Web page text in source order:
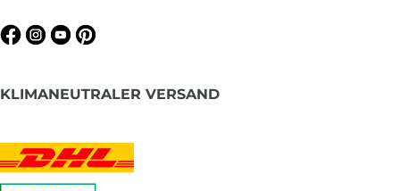
KLIMANEUTRALER VERSAND